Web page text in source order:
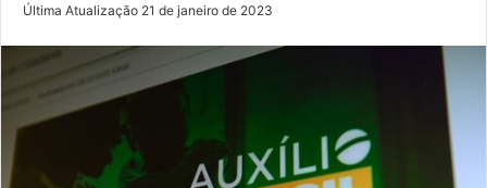
Última Atualização 21 de janeiro de 2023